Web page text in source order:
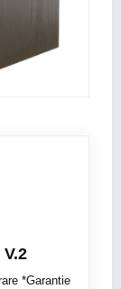
*Garantie